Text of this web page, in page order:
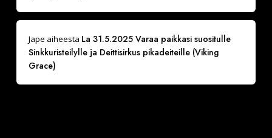
Jape aiheesta La 31.5.2025 Varaa paikkasi suositulle
Sinkkuristeilylle ja Deittisirkus pikadeiteille (Viking
Grace)